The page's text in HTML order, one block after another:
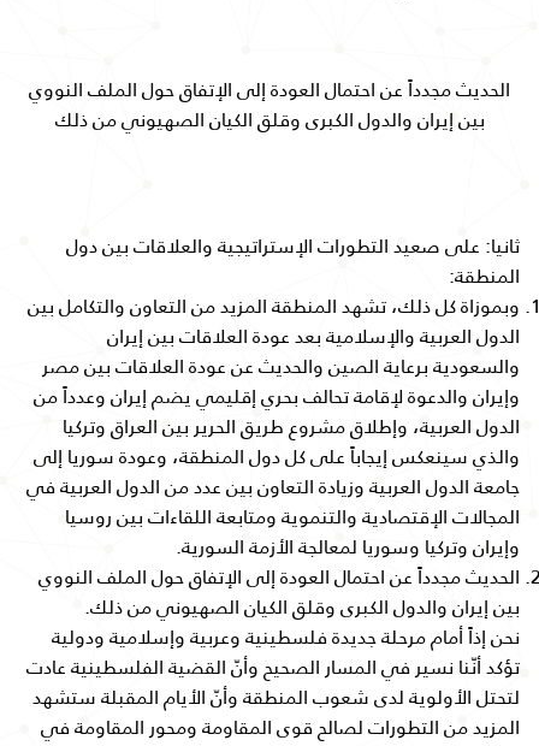
الحديث مجدداً عن احتمال العودة إلى الإتفاق حول الملف النووي
بين إيران والدول الكبرى وقلق الكيان الصهيوني من ذلك
ثانيا: على صعيد التطورات الإستراتيجية والعلاقات بين دول
المنطقة:
وبموزاة كل ذلك، تشهد المنطقة المزيد من التعاون والتكامل بين
الدول العربية والإسلامية بعد عودة العلاقات بين إيران
والسعودية برعاية الصين والحديث عن عودة العلاقات بين مصر
وإيران والدعوة لإقامة تحالف بحري إقليمي يضم إيران وعدداً من
الدول العربية، وإطلاق مشروع طريق الحرير بين العراق وتركيا
والذي سينعكس إيجاباً على كل دول المنطقة، وعودة سوريا إلى
جامعة الدول العربية وزيادة التعاون بين عدد من الدول العربية في
المجالات الإقتصادية والتنموية ومتابعة اللقاءات بين روسيا
وإيران وتركيا وسوريا لمعالجة الأزمة السورية.
الحديث مجدداً عن احتمال العودة إلى الإتفاق حول الملف النووي
بين إيران والدول الكبرى وقلق الكيان الصهيوني من ذلك.
نحن إذاً أمام مرحلة جديدة فلسطينية وعربية وإسلامية ودولية
تؤكد أنّنا نسير في المسار الصحيح وأنّ القضية الفلسطينية عادت
لتحتل الأولوية لدى شعوب المنطقة وأنّ الأيام المقبلة ستشهد
المزيد من التطورات لصالح قوى المقاومة ومحور المقاومة في